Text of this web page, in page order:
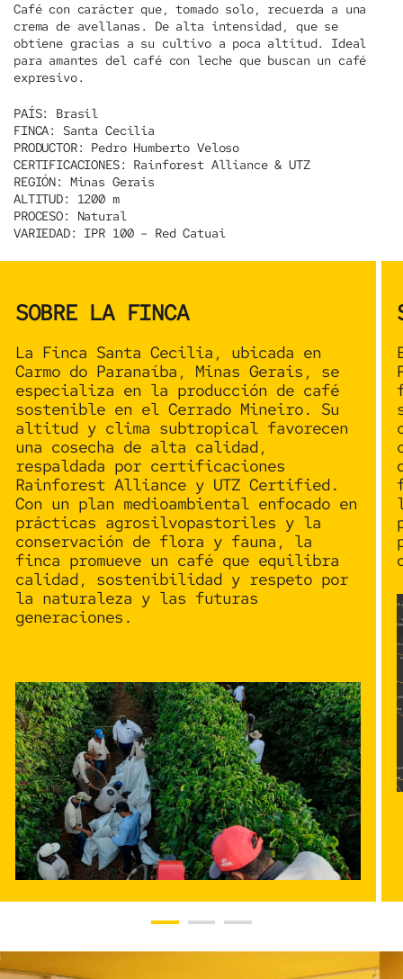
Café con carácter que, tomado solo, recuerda a una
crema de avellanas. De alta intensidad, que se
obtiene gracias a su cultivo a poca altitud. Ideal
para amantes del café con leche que buscan un café
expresivo.
PAÍS:
Brasil
FINCA:
Santa Cecilia
PRODUCTOR:
Pedro Humberto Veloso
CERTIFICACIONES:
Rainforest Alliance & UTZ
REGIÓN:
Minas Gerais
ALTITUD:
1200 m
PROCESO:
Natural
VARIEDAD:
IPR 100 – Red Catuai
SOBRE LA FINCA
La Finca Santa Cecilia , ubicada en
Carmo do Paranaíba, Minas Gerais, se
especializa en la producción de café
sostenible en el Cerrado Mineiro. Su
altitud y clima subtropical favorecen
una cosecha de alta calidad,
respaldada por certificaciones
Rainforest Alliance y UTZ Certified.
Con un plan medioambiental enfocado en
prácticas agrosilvopastoriles y la
conservación de flora y fauna, la
finca promueve un café que equilibra
calidad, sostenibilidad y respeto por
la naturaleza y las futuras
generaciones.